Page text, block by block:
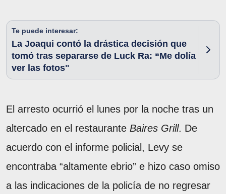
Te puede interesar:
La Joaqui contó la drástica decisión que
tomó tras separarse de Luck Ra: “Me dolía
ver las fotos"
El arresto ocurrió el lunes por la noche tras un
altercado en el restaurante Baires Grill. De
acuerdo con el informe policial, Levy se
encontraba “altamente ebrio” e hizo caso omiso
a las indicaciones de la policía de no regresar